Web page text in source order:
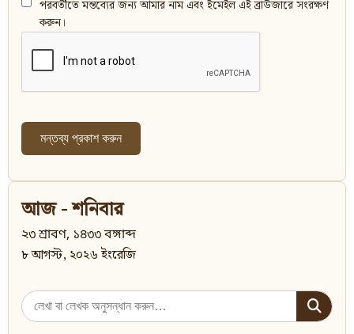
পরবর্তীতে মন্তব্যের জন্য আমার নাম এবং ইমেইল এই ব্রাউজারে সংরক্ষণ
করুন।
আজ - শনিবার
২৩ শ্রাবণ, ১৪৩৩ বঙ্গাব্দ
৮ আগস্ট, ২০২৬ ইংরেজি
Search
for: